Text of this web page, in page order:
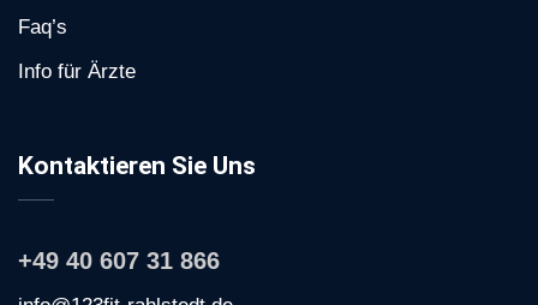
Faq’s
Info für Ärzte
Kontaktieren Sie Uns
+49 40 607 31 866